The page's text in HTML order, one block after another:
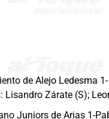
de Alejo Ledesma 1-
Lisandro Zárate (S);
Juniors de Arias 1-